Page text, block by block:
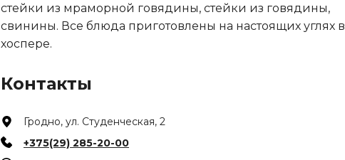
стейки из мраморной говядины, стейки из говядины,
свинины. Все блюда приготовлены на настоящих углях в
хоспере.
Контакты
Гродно, ул. Студенческая, 2
+375(29) 285-20-00